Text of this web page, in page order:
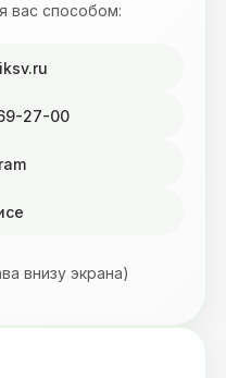
способом:
27-00
внизу экрана)